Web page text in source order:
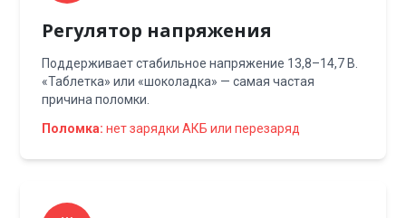
Регулятор напряжения
Поддерживает стабильное напряжение 13,8–14,7 В.
«Таблетка» или «шоколадка» — самая частая
причина поломки.
Поломка: нет зарядки АКБ или перезаряд